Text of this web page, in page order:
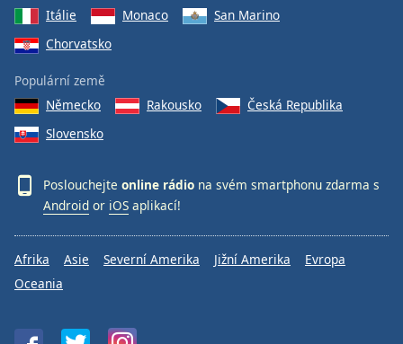
Itálie
Monaco
San Marino
Chorvatsko
Populární země
Německo
Rakousko
Česká Republika
Slovensko
Poslouchejte online rádio na svém smartphonu zdarma s
Android or iOS aplikací!
Afrika Asie Severní Amerika Jižní Amerika
Evropa
Oceania